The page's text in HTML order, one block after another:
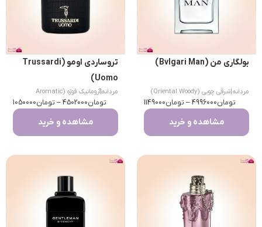
بولگاری من (Bvlgari Man)
مردانه|شرقی چوبی (Oriental Woody)
تومان4996000
– تومان1149000
مشاهده و خرید
تروساردی اومو (Trussardi
Uomo)
مردانه|
آروماتیک فوژه (Aromatic
Fougere)
تومان4502000
– تومان1050000
مشاهده و خرید